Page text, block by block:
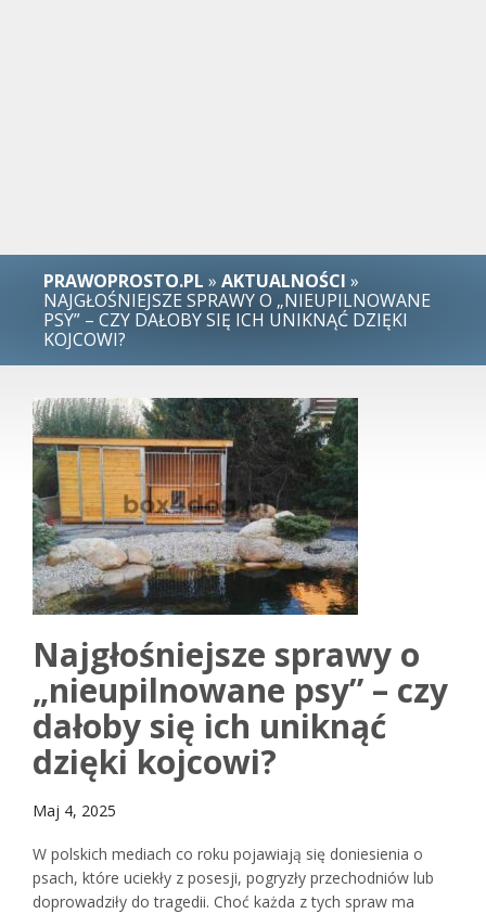
PRAWOPROSTO.PL » AKTUALNOŚCI »
NAJGŁOŚNIEJSZE SPRAWY O „NIEUPILNOWANE
PSY” – CZY DAŁOBY SIĘ ICH UNIKNĄĆ DZIĘKI
KOJCOWI?
Najgłośniejsze sprawy o
„nieupilnowane psy” – czy
dałoby się ich uniknąć
dzięki kojcowi?
Maj 4, 2025
W polskich mediach co roku pojawiają się doniesienia o
psach, które uciekły z posesji, pogryzły przechodniów lub
doprowadziły do tragedii. Choć każda z tych spraw ma